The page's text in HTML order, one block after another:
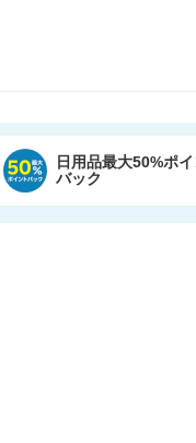
日用品最大50%ポイ
バック